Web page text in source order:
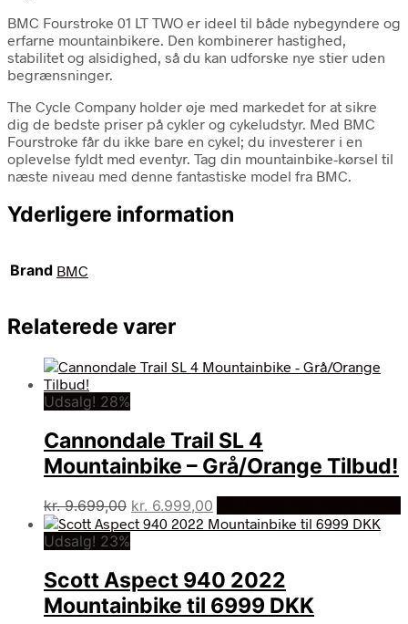
BMC Fourstroke 01 LT TWO er ideel til både nybegyndere og
erfarne mountainbikere. Den kombinerer hastighed,
stabilitet og alsidighed, så du kan udforske nye stier uden
begrænsninger.
The Cycle Company holder øje med markedet for at sikre
dig de bedste priser på cykler og cykeludstyr. Med BMC
Fourstroke får du ikke bare en cykel; du investerer i en
oplevelse fyldt med eventyr. Tag din mountainbike-kørsel til
næste niveau med denne fantastiske model fra BMC.
Yderligere information
Brand BMC
Relaterede varer
Udsalg! 28%
Cannondale Trail SL 4
Mountainbike – Grå/Orange Tilbud!
kr.9.699,00 Den
oprindelige
kr. 9.699,00.
kr. 6.999,00
aktuelle
kr. 6.999,00.
Udsalg! 23%
Scott Aspect 940 2022
Mountainbike til 6999 DKK